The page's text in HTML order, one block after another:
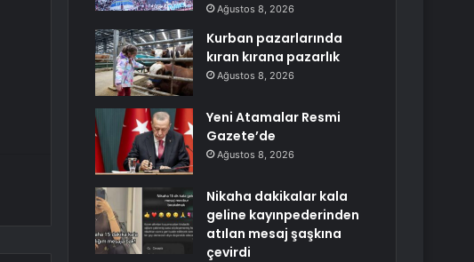
Ağustos 8, 2026
Kurban pazarlarında
kıran kırana pazarlık
Ağustos 8, 2026
Yeni Atamalar Resmi
Gazete’de
Ağustos 8, 2026
Nikaha dakikalar kala
geline kayınpederinden
atılan mesaj şaşkına
çevirdi